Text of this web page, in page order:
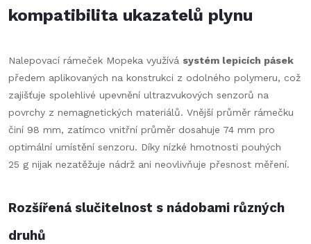
kompatibilita ukazatelů plynu
Nalepovací rámeček Mopeka využívá systém lepicích pásek
předem aplikovaných na konstrukci z odolného polymeru, což
zajišťuje spolehlivé upevnění ultrazvukových senzorů na
povrchy z nemagnetických materiálů. Vnější průměr rámečku
činí 98 mm, zatímco vnitřní průměr dosahuje 74 mm pro
optimální umístění senzoru. Díky nízké hmotnosti pouhých
25 g nijak nezatěžuje nádrž ani neovlivňuje přesnost měření.
Rozšířená slučitelnost s nádobami různých
druhů